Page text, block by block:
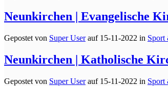
Neunkirchen | Evangelische
Gepostet von Super Userauf 15-11-2022 in
Neunkirchen | Katholische
Gepostet von Super Userauf 15-11-2022 in